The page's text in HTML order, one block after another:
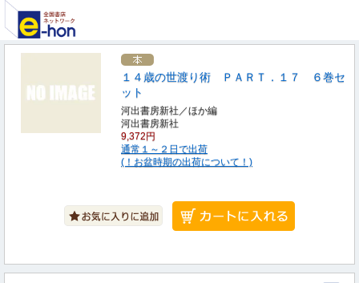
１４歳の世渡り術 ＰＡＲＴ．１７ ６巻セ
ット
河出書房新社／ほか編
河出書房新社
9,372円
通常１～２日で出荷
(！お盆時期の出荷について！)